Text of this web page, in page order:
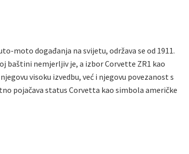
moto događanja na svijetu, održava se od 1911.
baštini nemjerljiv je, a izbor Corvette ZR1 kao
visoku izvedbu, već i njegovu povezanost s
pojačava status Corvetta kao simbola američke